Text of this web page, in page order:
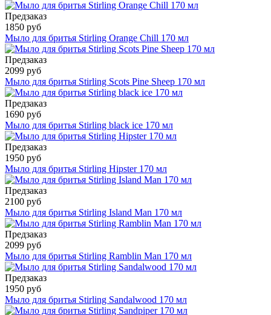
Предзаказ
1850 руб
Мыло для бритья Stirling Orange Chill 170 мл
Предзаказ
2099 руб
Мыло для бритья Stirling Scots Pine Sheep 170 мл
Предзаказ
1690 руб
Мыло для бритья Stirling black ice 170 мл
Предзаказ
1950 руб
Мыло для бритья Stirling Hipster 170 мл
Предзаказ
2100 руб
Мыло для бритья Stirling Island Man 170 мл
Предзаказ
2099 руб
Мыло для бритья Stirling Ramblin Man 170 мл
Предзаказ
1950 руб
Мыло для бритья Stirling Sandalwood 170 мл